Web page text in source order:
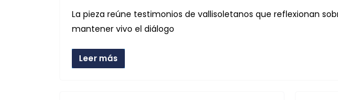
La pieza reúne testimonios de vallisoletanos que reflexionan
mantener vivo el diálogo
Leer más